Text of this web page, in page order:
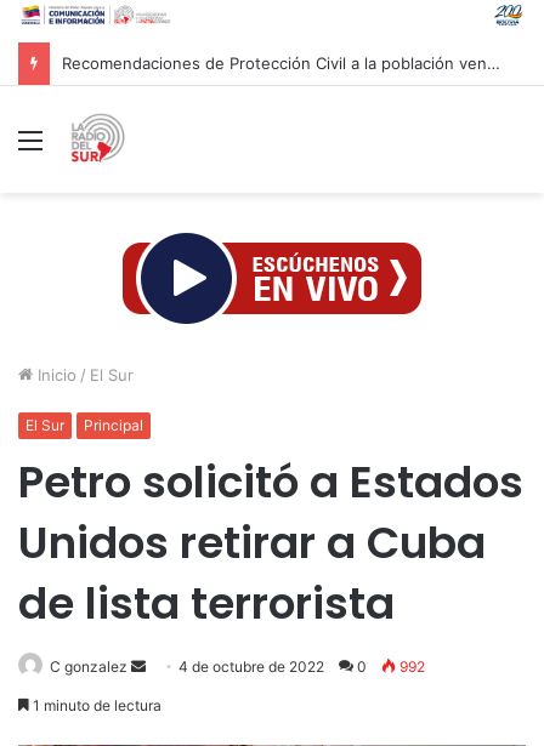
Recomendaciones de Protección Civil a la población venezolana ante fenómeno climatológico «El Niño»
Menú
Inicio / El Sur
El Sur Principal
Petro solicitó a Estados
Unidos retirar a Cuba
de lista terrorista
C gonzalez
Send4 de octubre de 2022 0 992
1 minuto de lectura